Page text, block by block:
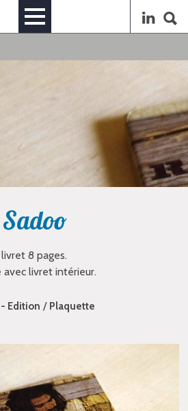
Sadoo
livret 8 pages.
livret intérieur.
Edition / Plaquette